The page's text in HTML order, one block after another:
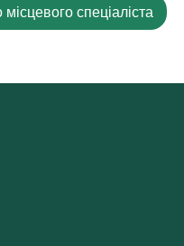
спеціаліста